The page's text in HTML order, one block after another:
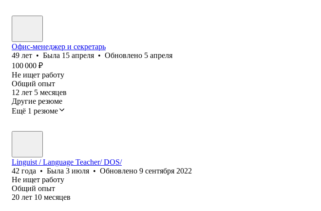
Офис-менеджер и секретарь
49 лет • Была 15 апреля • Обновлено 5 апреля
100 000 ₽
Не ищет работу
Общий опыт
12 лет 5 месяцев
Другие резюме
Ещё 1 резюме
Linguist / Language Teacher/ DOS/
42 года • Была 3 июля • Обновлено 9 сентября 2022
Не ищет работу
Общий опыт
20 лет 10 месяцев